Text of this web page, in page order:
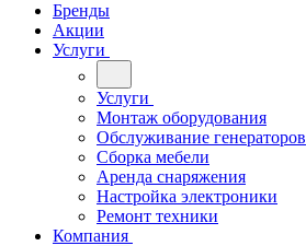
Бренды
Акции
Услуги
Услуги
Монтаж оборудования
Обслуживание генераторов
Сборка мебели
Аренда снаряжения
Настройка электроники
Ремонт техники
Компания